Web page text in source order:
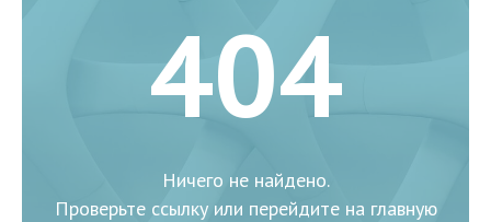
404
Ничего не найдено.
Проверьте ссылку или перейдите на главную